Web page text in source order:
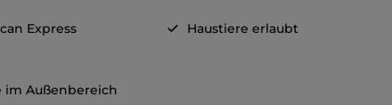
Express Haustiere erlaubt
im Außenbereich